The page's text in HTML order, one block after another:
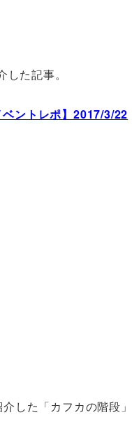
た記事。
ントレポ】2017/3/22
した「カフカの階段」